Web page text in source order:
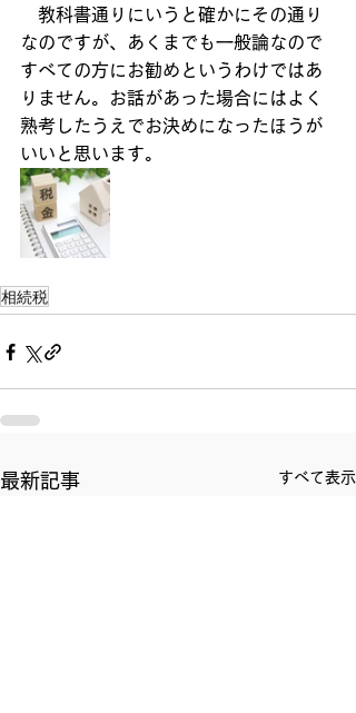
教科書通りにいうと確かにその通り
なのですが、あくまでも一般論なので
すべての方にお勧めというわけではあ
りません。お話があった場合にはよく
熟考したうえでお決めになったほうが
いいと思います。
相続税
最新記事 すべて表示